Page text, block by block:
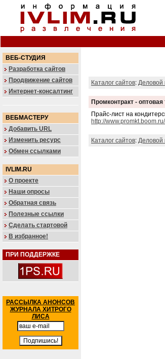
ВЕБ-СТУДИЯ
Разработка сайтов
Продвижение сайтов
Интернет-консалтинг
ВЕБМАСТЕРУ
Добавить URL
Изменить ресурс
Обмен ссылками
IVLIM.RU
О проекте
Наши опросы
Обратная связь
Полезные ссылки
Сделать стартовой
В избранное!
ПРИ ПОДДЕРЖКЕ
РАССЫЛКА АНОНСОВ
ЖУРНАЛА ХИТРОГО
ЛИСА
Каталог сайтов: Деловой
Промконтракт -
Прайс-лист на
http://
Каталог сайтов: Деловой